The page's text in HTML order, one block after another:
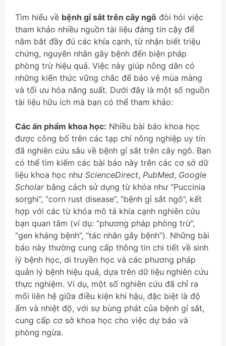
Tìm hiểu về bệnh gỉ sắt trên cây ngô đòi hỏi việc
tham khảo nhiều nguồn tài liệu đáng tin cậy để
nắm bắt đầy đủ các khía cạnh, từ nhận biết triệu
chứng, nguyên nhân gây bệnh đến biện pháp
phòng trừ hiệu quả. Việc này giúp nông dân có
những kiến thức vững chắc để bảo vệ mùa màng
và tối ưu hóa năng suất. Dưới đây là một số nguồn
tài liệu hữu ích mà bạn có thể tham khảo:
Các ấn phẩm khoa học: Nhiều bài báo khoa học
được công bố trên các tạp chí nông nghiệp uy tín
đã nghiên cứu sâu về bệnh gỉ sắt trên cây ngô. Bạn
có thể tìm kiếm các bài báo này trên các cơ sở dữ
liệu khoa học như ScienceDirect, PubMed, Google
Scholarbằng cách sử dụng từ khóa như “Puccinia
sorghi”, “corn rust disease”, “bệnh gỉ sắt ngô”, kết
hợp với các từ khóa mô tả khía cạnh nghiên cứu
bạn quan tâm (ví dụ: “phương pháp phòng trừ”,
“gen kháng bệnh”, “tác nhân gây bệnh”). Những bài
báo này thường cung cấp thông tin chi tiết về sinh
lý bệnh học, di truyền học và các phương pháp
quản lý bệnh hiệu quả, dựa trên dữ liệu nghiên cứu
thực nghiệm. Ví dụ, một số nghiên cứu đã chỉ ra
mối liên hệ giữa điều kiện khí hậu, đặc biệt là độ
ẩm và nhiệt độ, với sự bùng phát của bệnh gỉ sắt,
cung cấp cơ sở khoa học cho việc dự báo và
phòng ngừa.